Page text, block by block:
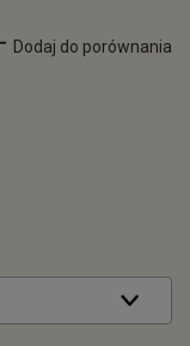
Dodaj do porównania